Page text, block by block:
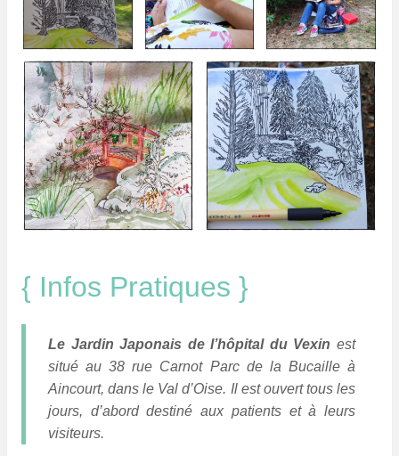
{ Infos Pratiques }
Le Jardin Japonais de l’hôpital du Vexin est
situé au 38 rue Carnot Parc de la Bucaille à
Aincourt, dans le Val d’Oise. Il est ouvert tous les
jours, d’abord destiné aux patients et à leurs
visiteurs.